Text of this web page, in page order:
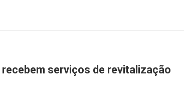
serviços de revitalização